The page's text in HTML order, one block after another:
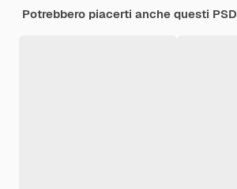
Potrebbero piacerti anche questi PSD